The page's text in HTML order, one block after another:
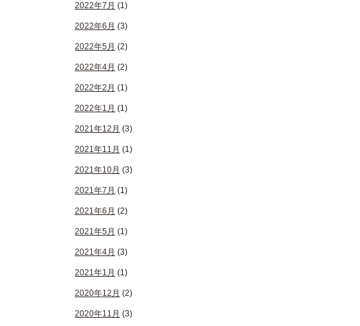
2022年7月 (1)
2022年6月 (3)
2022年5月 (2)
2022年4月 (2)
2022年2月 (1)
2022年1月 (1)
2021年12月 (3)
2021年11月 (1)
2021年10月 (3)
2021年7月 (1)
2021年6月 (2)
2021年5月 (1)
2021年4月 (3)
2021年1月 (1)
2020年12月 (2)
2020年11月 (3)